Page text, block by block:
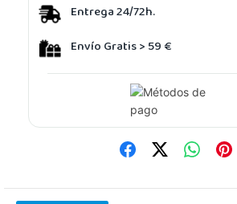
Entrega 24/72h.
Envío Gratis > 59 €